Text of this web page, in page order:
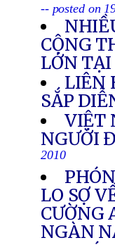
-- posted on
CỘNG
LỚN
LIÊN
SẮP
VIỆT
NGƯỜI
2010
LO SỢ
CƯỜNG
NGÀN